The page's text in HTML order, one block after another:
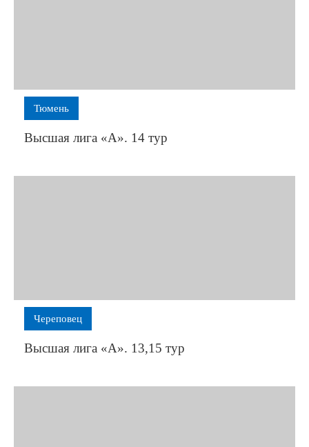
Тюмень
Высшая лига «А». 14 тур
Череповец
Высшая лига «А». 13,15 тур